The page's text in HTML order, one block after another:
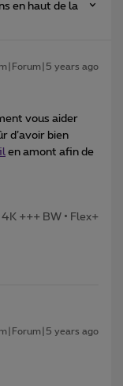
en haut de la
years ago
vous aider
d’avoir bien
en amont afin de
+++ BW • Flex+
years ago